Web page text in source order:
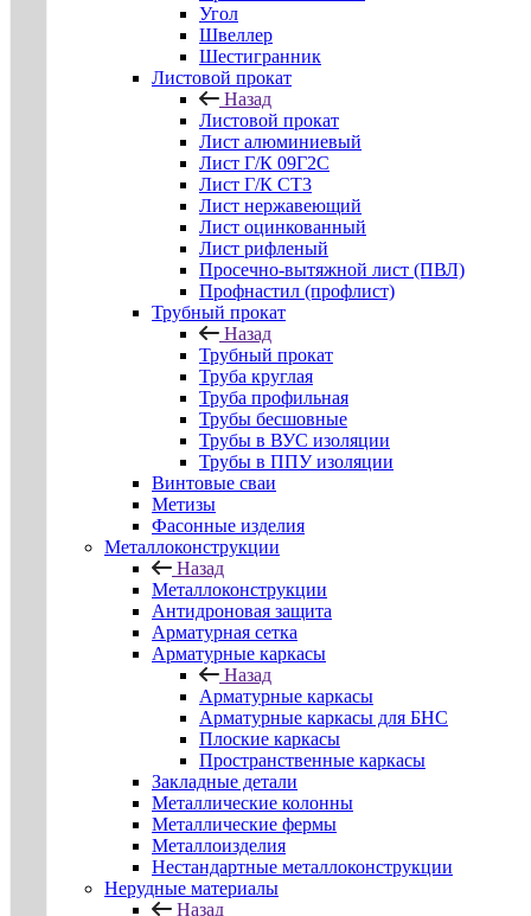
Угол
Швеллер
Шестигранник
Листовой прокат
Назад
Листовой прокат
Лист алюминиевый
Лист Г/К 09Г2С
Лист Г/К СТ3
Лист нержавеющий
Лист оцинкованный
Лист рифленый
Просечно-вытяжной лист (ПВЛ)
Профнастил (профлист)
Трубный прокат
Назад
Трубный прокат
Труба круглая
Труба профильная
Трубы бесшовные
Трубы в ВУС изоляции
Трубы в ППУ изоляции
Винтовые сваи
Метизы
Фасонные изделия
Металлоконструкции
Назад
Металлоконструкции
Антидроновая защита
Арматурная сетка
Арматурные каркасы
Назад
Арматурные каркасы
Арматурные каркасы для БНС
Плоские каркасы
Пространственные каркасы
Закладные детали
Металлические колонны
Металлические фермы
Металлоизделия
Нестандартные металлоконструкции
Нерудные материалы
Назад